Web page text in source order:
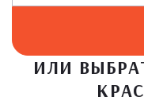
ИЛИ